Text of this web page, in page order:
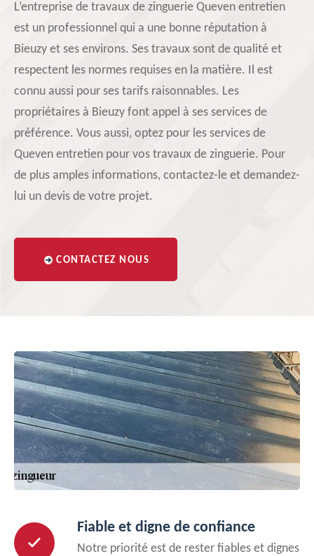
L’entreprise de travaux de zinguerie Queven entretien
est un professionnel qui a une bonne réputation à
Bieuzy et ses environs. Ses travaux sont de qualité et
respectent les normes requises en la matière. Il est
connu aussi pour ses tarifs raisonnables. Les
propriétaires à Bieuzy font appel à ses services de
préférence. Vous aussi, optez pour les services de
Queven entretien pour vos travaux de zinguerie. Pour
de plus amples informations, contactez-le et demandez-
lui un devis de votre projet.
CONTACTEZ NOUS
Fiable et digne de confiance
Notre priorité est de rester fiables et dignes